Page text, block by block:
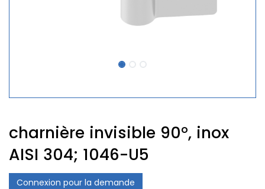
charnière invisible 90°, inox
AISI 304; 1046-U5
Connexion pour la demande